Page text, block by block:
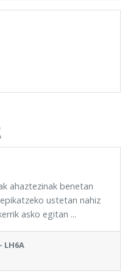
ahaztezinak benetan
ustetan nahiz
asko egitan ...
LH6A